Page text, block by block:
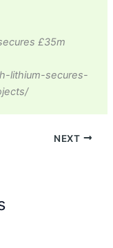
£35m
lithium-secures-
NEXT